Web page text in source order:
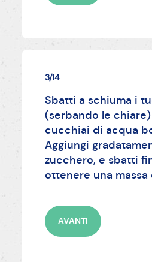
3/14
Sbatti a schiuma i
(serbando le
cucchiai di acqua
Aggiungi
zucchero, e sbatti
ottenere una massa
AVANTI